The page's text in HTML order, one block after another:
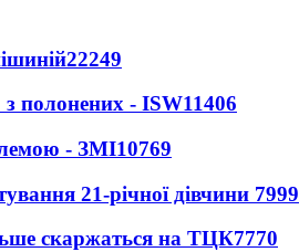
22249
полонених - ISW11406
- ЗМІ10769
21-річної дівчини 7999
скаржаться на ТЦК7770